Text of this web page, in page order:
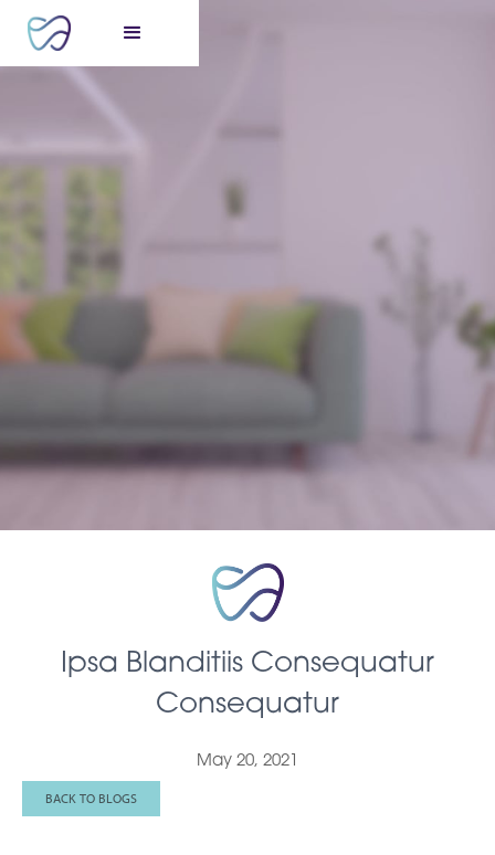
Ipsa Blanditiis Consequatur
Consequatur
May 20, 2021
BACK TO BLOGS